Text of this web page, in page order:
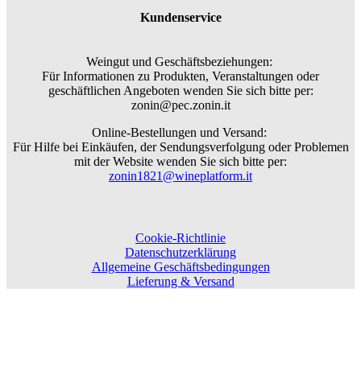
Kundenservice
Weingut und Geschäftsbeziehungen:
Für Informationen zu Produkten, Veranstaltungen oder
geschäftlichen Angeboten wenden Sie sich bitte per:
zonin@pec.zonin.it
Online-Bestellungen und Versand:
Für Hilfe bei Einkäufen, der Sendungsverfolgung oder Problemen
mit der Website wenden Sie sich bitte per:
zonin1821@wineplatform.it
Cookie-Richtlinie
Datenschutzerklärung
Allgemeine Geschäftsbedingungen
Lieferung & Versand